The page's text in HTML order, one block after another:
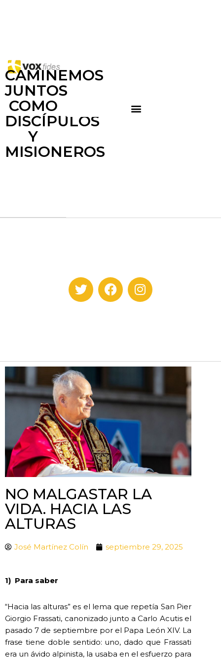
CAMINEMOS
JUNTOS
COMO
DISCÍPULOS
Y
MISIONEROS
NO MALGASTAR LA
VIDA. HACIA LAS
ALTURAS
José Martínez Colín septiembre 29, 2025
1) Para saber
“Hacia las alturas” es el lema que repetía San Pier
Giorgio Frassati, canonizado junto a Carlo Acutis el
pasado 7 de septiembre por el Papa León XIV. La
frase tiene doble sentido: uno, dado que Frassati
era un ávido alpinista, la usaba en el esfuerzo para